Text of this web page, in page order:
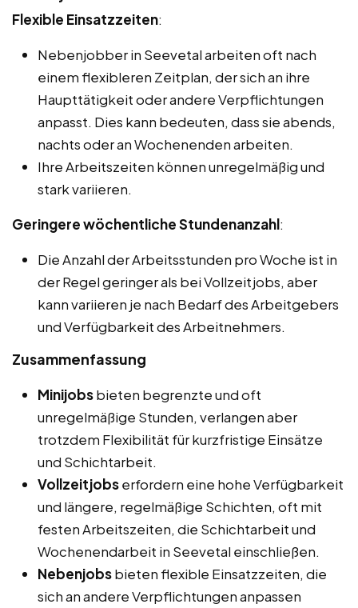
Flexible Einsatzzeiten:
Nebenjobber in Seevetal arbeiten oft nach
einem flexibleren Zeitplan, der sich an ihre
Haupttätigkeit oder andere Verpflichtungen
anpasst. Dies kann bedeuten, dass sie abends,
nachts oder an Wochenenden arbeiten.
Ihre Arbeitszeiten können unregelmäßig und
stark variieren.
Geringere wöchentliche Stundenanzahl:
Die Anzahl der Arbeitsstunden pro Woche ist in
der Regel geringer als bei Vollzeitjobs, aber
kann variieren je nach Bedarf des Arbeitgebers
und Verfügbarkeit des Arbeitnehmers.
Zusammenfassung
Minijobsbieten begrenzte und oft
unregelmäßige Stunden, verlangen aber
trotzdem Flexibilität für kurzfristige Einsätze
und Schichtarbeit.
Vollzeitjobserfordern eine hohe Verfügbarkeit
und längere, regelmäßige Schichten, oft mit
festen Arbeitszeiten, die Schichtarbeit und
Wochenendarbeit in Seevetal einschließen.
Nebenjobsbieten flexible Einsatzzeiten, die
sich an andere Verpflichtungen anpassen